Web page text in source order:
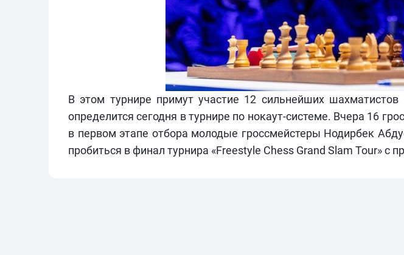
В этом турнире примут участие 12 сильнейших
определится сегодня в турнире по нокаут-системе. Вчера 16
в первом этапе отбора молодые гроссмейстеры Нодирбек
пробиться в финал турнира «Freestyle Chess Grand Slam Tour»